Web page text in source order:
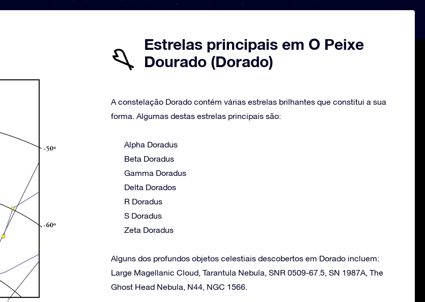
Estrelas principais em O Peixe
Dourado (Dorado)
A constelação Dorado contém várias estrelas brilhantes que constitui a sua
forma. Algumas destas estrelas principais são:
Alpha Doradus
Beta Doradus
Gamma Doradus
Delta Dorados
R Doradus
S Doradus
Zeta Doradus
Alguns dos profundos objetos celestiais descobertos em Dorado incluem:
Large Magellanic Cloud, Tarantula Nebula, SNR 0509-67.5, SN 1987A, The
Ghost Head Nebula, N44, NGC 1566.